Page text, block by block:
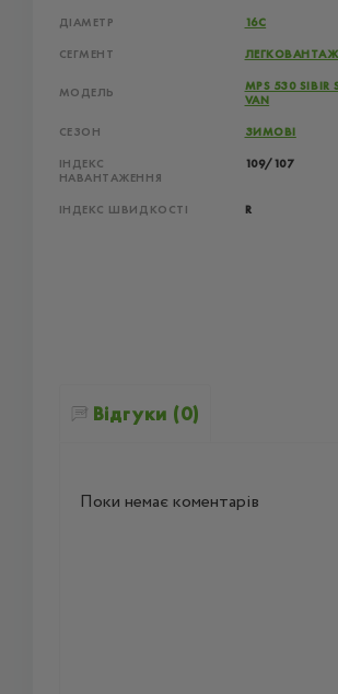
ДІАМЕТР 16C
СЕГМЕНТ
МОДЕЛЬ
MPS 530 SIBIR
VAN
СЕЗОН ЗИМОВІ
ІНДЕКС
НАВАНТАЖЕННЯ
109/107
ІНДЕКС ШВИДКОСТІ R
Відгуки (0)
Поки немає коментарів